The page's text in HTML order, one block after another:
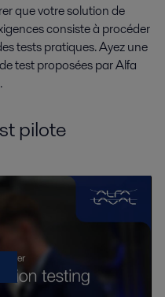
que votre solution de
consiste à procéder
tests pratiques. Ayez une
test proposées par Alfa
pilote